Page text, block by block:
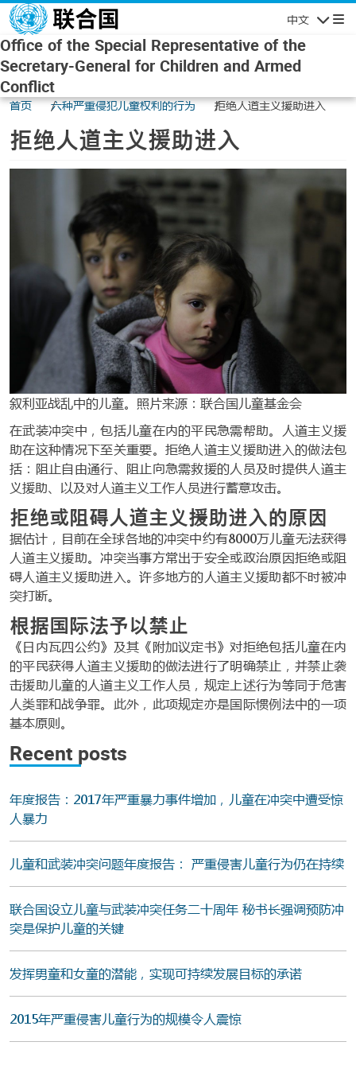
Skip to main content
中文
Office of the Special Representative of the
Secretary-General for Children and Armed
Conflict
首页 六种严重侵犯儿童权利的行为 拒绝人道主义援助进入
拒绝人道主义援助进入
叙利亚战乱中的儿童。照片来源：联合国儿童基金会
在武装冲突中，包括儿童在内的平民急需帮助。人道主义援
助在这种情况下至关重要。拒绝人道主义援助进入的做法包
括：阻止自由通行、阻止向急需救援的人员及时提供人道主
义援助、以及对人道主义工作人员进行蓄意攻击。
拒绝或阻碍人道主义援助进入的原因
据估计，目前在全球各地的冲突中约有8000万儿童无法获得
人道主义援助。冲突当事方常出于安全或政治原因拒绝或阻
碍人道主义援助进入。许多地方的人道主义援助都不时被冲
突打断。
根据国际法予以禁止
《日内瓦四公约》及其《附加议定书》对拒绝包括儿童在内
的平民获得人道主义援助的做法进行了明确禁止，并禁止袭
击援助儿童的人道主义工作人员，规定上述行为等同于危害
人类罪和战争罪。此外，此项规定亦是国际惯例法中的一项
基本原则。
Recent posts
年度报告：2017年严重暴力事件增加，儿童在冲突中遭受惊
人暴力
儿童和武装冲突问题年度报告： 严重侵害儿童行为仍在持续
联合国设立儿童与武装冲突任务二十周年 秘书长强调预防冲
突是保护儿童的关键
发挥男童和女童的潜能，实现可持续发展目标的承诺
2015年严重侵害儿童行为的规模令人震惊